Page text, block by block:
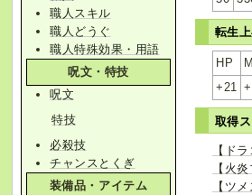
転生
HP
+21
取得
【ド
【火
【ツ
職人スキル
職人どうぐ
職人特殊効果・用語
呪文・特技
呪文
特技
必殺技
チャンスとくぎ
装備品・アイテム